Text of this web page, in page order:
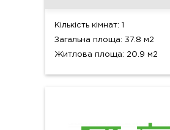
Кількість кімнат: 1
Загальна площа: 37.8 м2
Житлова площа: 20.9 м2